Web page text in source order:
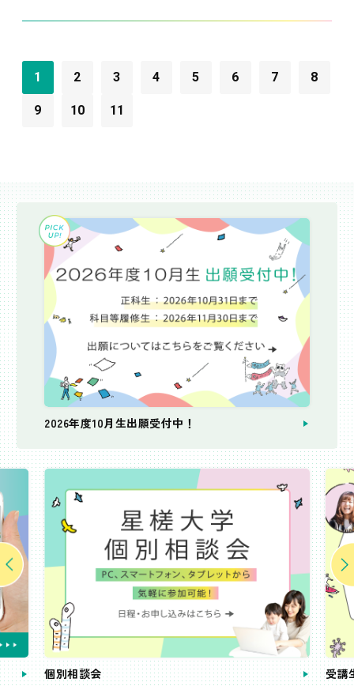
1 2 3 4 5 6 7 8
9 10 11
2026年度10月生出願受付中！
個別相談会 受講